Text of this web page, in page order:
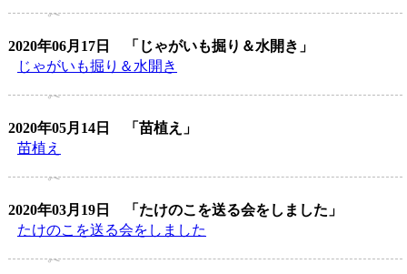
2020年06月17日
「じゃがいも掘り＆水開き」
じゃがいも掘り＆水開き
2020年05月14日
「苗植え」
苗植え
2020年03月19日
「たけのこを送る会をしました」
たけのこを送る会をしました